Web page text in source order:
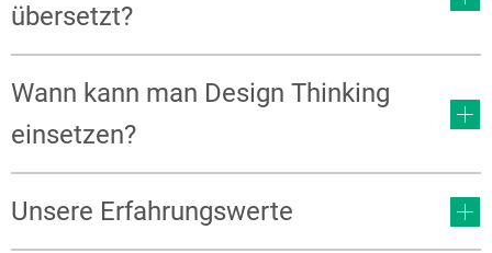
übersetzt?
Wann kann man Design Thinking
einsetzen?
Unsere Erfahrungswerte